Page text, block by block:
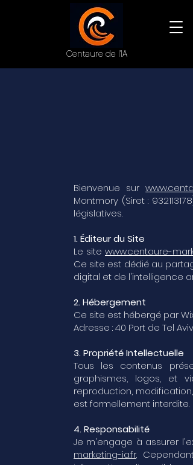
Centaure de l'IA
Bienvenue sur
Montmory (Siret : 932113178)
législatives.
1. Éditeur du Site
Le site www.centaure-
Ce site est dédié au
digital et de l'intelligence
2. Hébergement
Ce site est hébergé par
Adresse : 40 Port de Tel
3. Propriété Intellectuelle
Tous les contenus
graphismes, logos, et
reproduction,
est formellement interdite.
4. Responsabilité
Je m'engage à assurer
marketing-ia.fr.